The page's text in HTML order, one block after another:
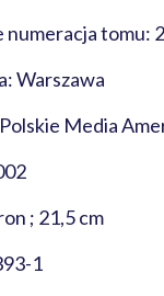
numeracja tomu: 2
Warszawa
Media
; 21,5 cm
1